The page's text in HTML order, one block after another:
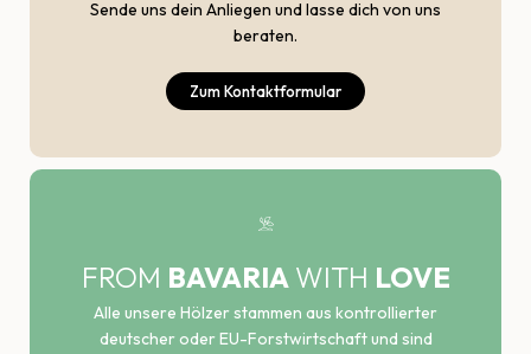
Sende uns dein Anliegen und lasse dich von uns
beraten.
Zum Kontaktformular
FROM BAVARIAWITH LOVE
Alle unsere Hölzer stammen aus kontrollierter
deutscher oder EU-Forstwirtschaft und sind